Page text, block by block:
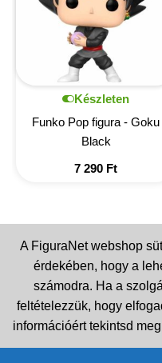
Készleten
Funko Pop figura - Goku
Black
7 290 Ft
A FiguraNet webshop
érdekében, hogy a
számodra. Ha a
feltételezzük, hogy
információért tekintsd